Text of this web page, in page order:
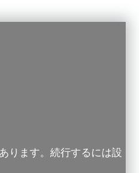
ります。続行するには設